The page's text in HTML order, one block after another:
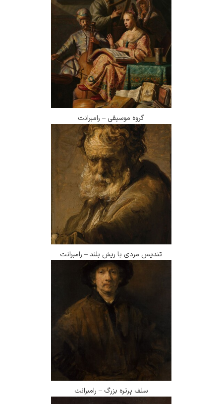
گروه موسیقی – رامبرانت
تندیس مردی با ریش بلند – رامبرانت
سلف پرتره بزرگ – رامبرانت